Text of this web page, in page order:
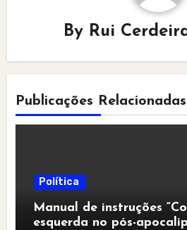
By Rui
Publicações Relacionadas
Política
Manual de instruções
esquerda no pós-